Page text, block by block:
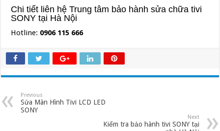
Chi tiết liên hệ Trung tâm bảo hành sửa chữa tivi
SONY tại Hà Nội
Hotline: 0906 115 666
Previous
Sửa Màn Hình Tivi LCD LED
SONY
Next
Kiểm tra bảo hành tivi SONY tại